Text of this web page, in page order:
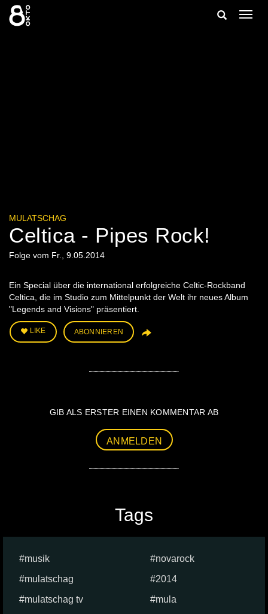
Zum
Inhalt
springen
Suche
MULATSCHAG
Celtica - Pipes Rock!
Folge vom Fr., 9.05.2014
Ein Special über die international erfolgreiche Celtic-Rockband
Celtica, die im Studio zum Mittelpunkt der Welt ihr neues Album
"Legends and Visions" präsentiert.
LIKE ABONNIEREN
GIB ALS ERSTER EINEN KOMMENTAR AB
ANMELDEN
Tags
musik
novarock
mulatschag
2014
mulatschag tv
mula